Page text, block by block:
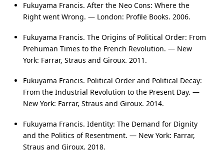
Fukuyama Francis. After the Neo Cons: Where the
Right went Wrong. — London: Profile Books. 2006.
Fukuyama Francis. The Origins of Political Order: From
Prehuman Times to the French Revolution. — New
York: Farrar, Straus and Giroux. 2011.
Fukuyama Francis. Political Order and Political Decay:
From the Industrial Revolution to the Present Day. —
New York: Farrar, Straus and Giroux. 2014.
Fukuyama Francis. Identity: The Demand for Dignity
and the Politics of Resentment. — New York: Farrar,
Straus and Giroux. 2018.